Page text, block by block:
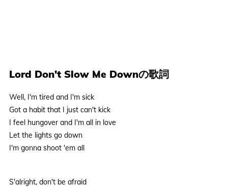
Lord Don't Slow Me Downの歌詞
Well, I'm tired and I'm sick
Got a habit that I just can't kick
I feel hungover and I'm all in love
Let the lights go down
I'm gonna shoot 'em all
S'alright, don't be afraid